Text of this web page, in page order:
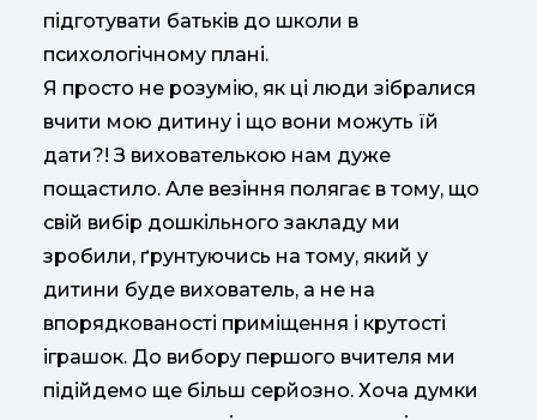
підготувати батьків до школи в
психологічному плані.
Я просто не розумію, як ці люди зібралися
вчити мою дитину і що вони можуть їй
дати?! З вихователькою нам дуже
пощастило. Але везіння полягає в тому, що
свій вибір дошкільного закладу ми
зробили, ґрунтуючись на тому, який у
дитини буде вихователь, а не на
впорядкованості приміщення і крутості
іграшок. До вибору першого вчителя ми
підійдемо ще більш серйозно. Хоча думки